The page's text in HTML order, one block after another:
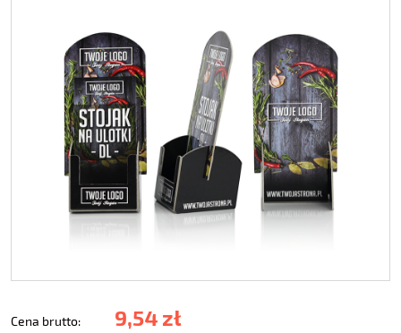
Cena brutto: 9,54 zł